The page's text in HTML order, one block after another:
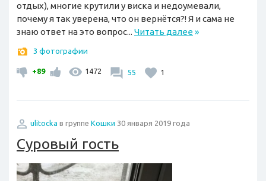
отдых), многие крутили у виска и недоумевали,
почему я так уверена, что он вернётся?! Я и сама не
знаю ответ на это вопрос... Читать далее»
3 фотографии
+89 1472 55 1
ulitocka в группе Кошки 30 января 2019 года
Суровый гость